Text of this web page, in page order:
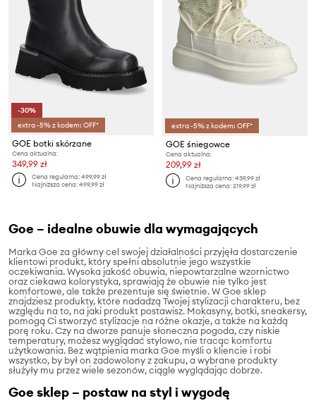
-30%
extra -5% z kodem: OFF*
GOE botki skórzane
Cena aktualna:
349,99 zł
Cena regularna:499,99 zł
Najniższa cena:499,99 zł
extra -5% z kodem: OFF*
GOE śniegowce
Cena aktualna:
209,99 zł
Cena regularna:439,99 zł
Najniższa cena:219,99 zł
Goe – idealne obuwie dla wymagających
Marka Goe za główny cel swojej działalności przyjęła dostarczenie
klientowi produkt, który spełni absolutnie jego wszystkie
oczekiwania. Wysoka jakość obuwia, niepowtarzalne wzornictwo
oraz ciekawa kolorystyka, sprawiają że obuwie nie tylko jest
komfortowe, ale także prezentuje się świetnie. W Goe sklep
znajdziesz produkty, które nadadzą Twojej stylizacji charakteru, bez
względu na to, na jaki produkt postawisz. Mokasyny, botki, sneakersy,
pomogą Ci stworzyć stylizacje na różne okazje, a także na każdą
porę roku. Czy na dworze panuje słoneczna pogoda, czy niskie
temperatury, możesz wyglądać stylowo, nie tracąc komfortu
użytkowania. Bez wątpienia marka Goe myśli o kliencie i robi
wszystko, by był on zadowolony z zakupu, a wybrane produkty
służyły mu przez wiele sezonów, ciągle wyglądając dobrze.
Goe sklep – postaw na styl i wygodę